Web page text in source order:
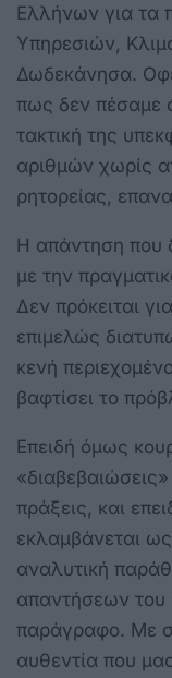
Ελλήνων για τα
Υπηρεσιών,
Δωδεκάνησα.
πως δεν πέσαμε
τακτική της
αριθμών χωρίς
ρητορείας,
Η απάντηση που
με την
Δεν πρόκειται
επιμελώς
κενή
βαφτίσει το
Επειδή όμως
πράξεις, και
εκλαμβάνεται
αναλυτική
απαντήσεων
παράγραφο. Με
αυθεντία που